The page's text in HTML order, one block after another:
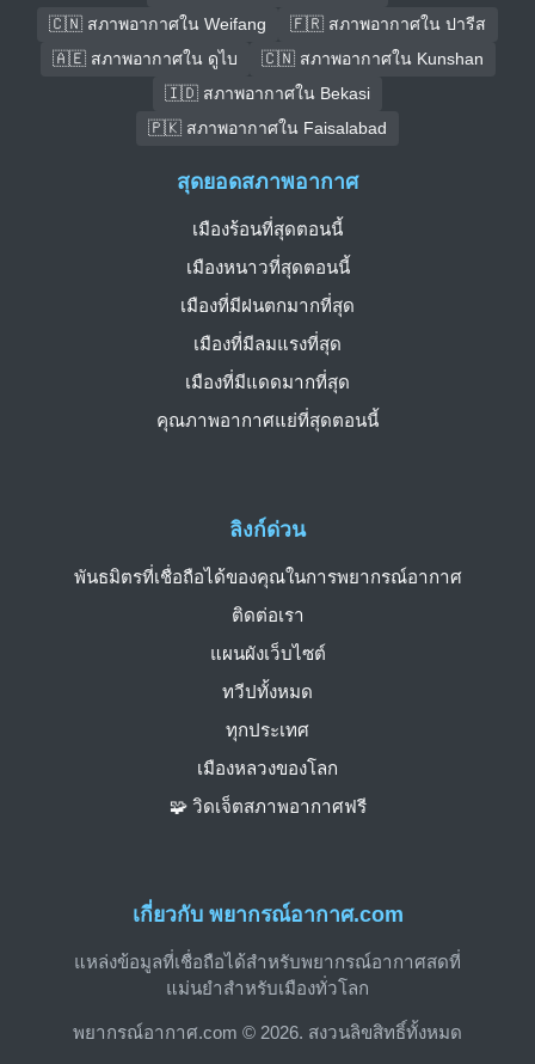
🇨🇳 สภาพอากาศใน Weifang
🇫🇷 สภาพอากาศใน ปารีส
🇦🇪 สภาพอากาศใน ดูไบ
🇨🇳 สภาพอากาศใน Kunshan
🇮🇩 สภาพอากาศใน Bekasi
🇵🇰 สภาพอากาศใน Faisalabad
เกี่ยวกับ พยากรณ์อากาศ.com
แหล่งข้อมูลที่เชื่อถือได้สำหรับพยากรณ์อากาศสดที่
แม่นยำสำหรับเมืองทั่วโลก
พยากรณ์อากาศ.com © 2026. สงวนลิขสิทธิ์ทั้งหมด
ลิงก์ด่วน
พันธมิตรที่เชื่อถือได้ของคุณในการพยากรณ์อากาศ
ติดต่อเรา
แผนผังเว็บไซต์
ทวีปทั้งหมด
ทุกประเทศ
เมืองหลวงของโลก
🧩 วิดเจ็ตสภาพอากาศฟรี
สุดยอดสภาพอากาศ
เมืองร้อนที่สุดตอนนี้
เมืองหนาวที่สุดตอนนี้
เมืองที่มีฝนตกมากที่สุด
เมืองที่มีลมแรงที่สุด
เมืองที่มีแดดมากที่สุด
คุณภาพอากาศแย่ที่สุดตอนนี้